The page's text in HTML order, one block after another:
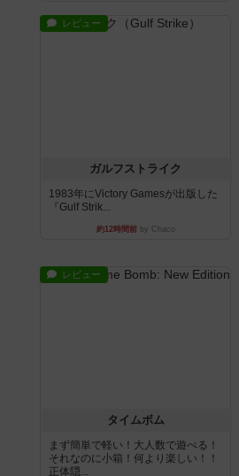
レビュー
ガルフストライク
1983年にVictory Gamesが出版した
『Gulf Strik...
約12時間前by Chaco
レビュー
タイムボム
まず簡単で軽い！大人数で遊べる！
それなのに小箱！何より楽しい！！
正体隠...